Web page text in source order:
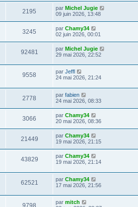
2195 par Michel Jugie
09 juin 2026, 13:48
3245 par Chamy34
02 juin 2026, 00:01
92481 par Michel Jugie
29 mai 2026, 22:52
9558 par Jeffl
24 mai 2026, 21:24
2778 par fabien
24 mai 2026, 08:33
3066 par Chamy34
20 mai 2026, 08:36
21449 par Chamy34
19 mai 2026, 21:15
43829 par Chamy34
19 mai 2026, 21:14
62521 par Chamy34
17 mai 2026, 21:56
par mitch